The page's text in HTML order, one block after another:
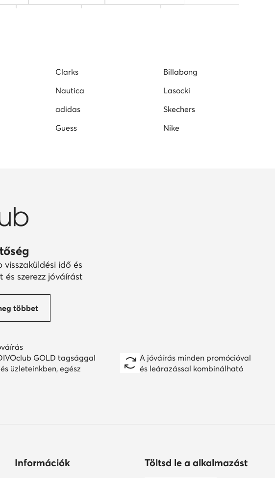
Clarks
Billabong
Nautica
Lasocki
adidas
Skechers
Guess Nike
idő és
szerezz jóváírást
többet
GOLD tagsággal
üzleteinkben, egész
A jóváírás minden promócióval
és leárazással kombinálható
Információk Töltsd le a alkalmazást